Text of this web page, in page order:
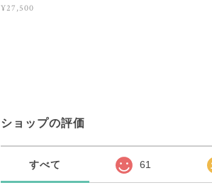
¥27,500
ショップの評価
すべて 61